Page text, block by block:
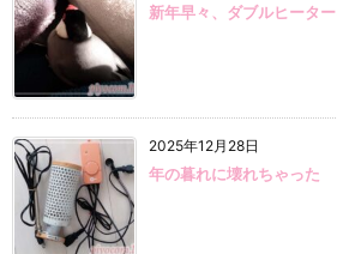
新年早々、ダブルヒーター
2025年12月28日
年の暮れに壊れちゃった